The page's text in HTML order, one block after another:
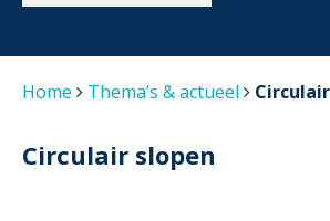
Home Thema’s & actueel
Circulair slopen